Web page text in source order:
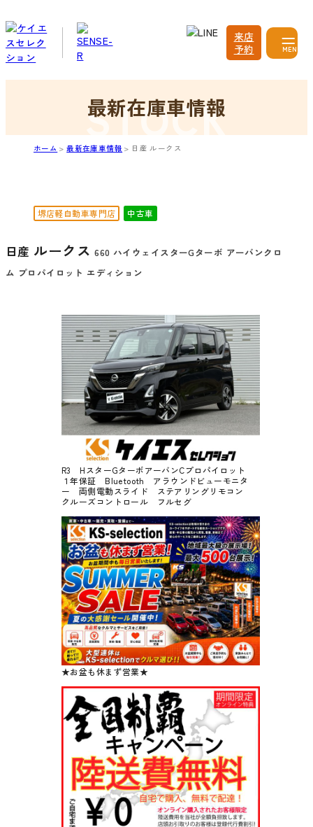
来店
予約
MENU
最新在庫車情報
ホーム 最新在庫車情報 日産 ルークス
堺店軽自動車専門店 中古車
日産 ルークス660 ハイウェイスターGターボ アーバンクロ
ム プロパイロット エディション
R3 HスターGターボアーバンCプロパイロット
１年保証 Bluetooth アラウンドビューモニタ
ー 両側電動スライド ステアリングリモコン
クルーズコントロール フルセグ
★お盆も休まず営業★